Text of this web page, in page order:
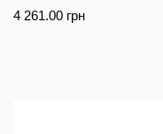
4 261.00 грн